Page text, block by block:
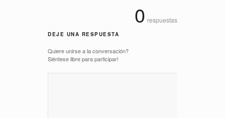
0 respuestas
DEJE UNA RESPUESTA
Quiere unirse a la conversación?
Siéntese libre para participar!